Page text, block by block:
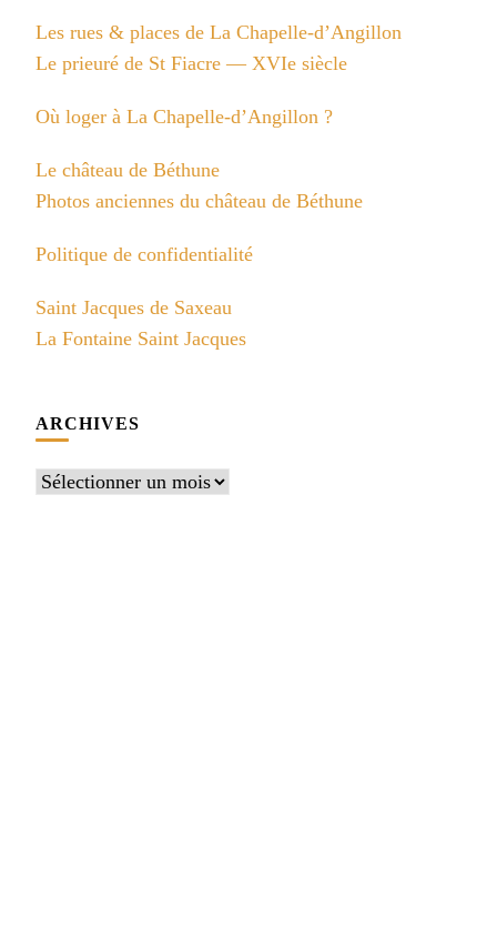
Les rues & places de La Chapelle-d’Angillon
Le prieuré de St Fiacre — XVIe siècle
Où loger à La Chapelle-d’Angillon ?
Le château de Béthune
Photos anciennes du château de Béthune
Politique de confidentialité
Saint Jacques de Saxeau
La Fontaine Saint Jacques
ARCHIVES
Archives